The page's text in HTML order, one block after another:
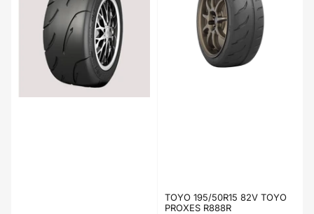
TOYO 195/50R15 82V TOYO
PROXES R888R